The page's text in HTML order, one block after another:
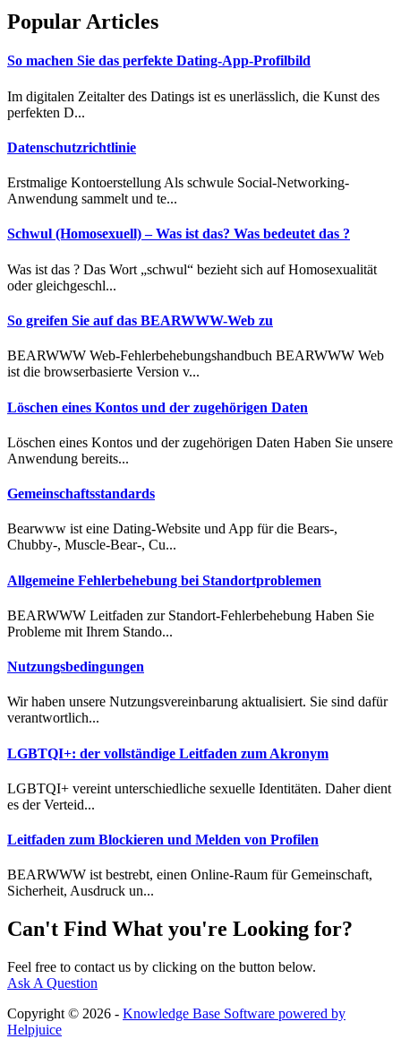
Popular Articles
So machen Sie das perfekte Dating-App-Profilbild
Im digitalen Zeitalter des Datings ist es unerlässlich, die Kunst des
perfekten D...
Datenschutzrichtlinie
Erstmalige Kontoerstellung Als schwule Social-Networking-
Anwendung sammelt und te...
Schwul (Homosexuell) – Was ist das? Was bedeutet das ?
Was ist das ? Das Wort „schwul“ bezieht sich auf Homosexualität
oder gleichgeschl...
So greifen Sie auf das BEARWWW-Web zu
BEARWWW Web-Fehlerbehebungshandbuch BEARWWW Web
ist die browserbasierte Version v...
Löschen eines Kontos und der zugehörigen Daten
Löschen eines Kontos und der zugehörigen Daten Haben Sie unsere
Anwendung bereits...
Gemeinschaftsstandards
Bearwww ist eine Dating-Website und App für die Bears-,
Chubby-, Muscle-Bear-, Cu...
Allgemeine Fehlerbehebung bei Standortproblemen
BEARWWW Leitfaden zur Standort-Fehlerbehebung Haben Sie
Probleme mit Ihrem Stando...
Nutzungsbedingungen
Wir haben unsere Nutzungsvereinbarung aktualisiert. Sie sind dafür
verantwortlich...
LGBTQI+: der vollständige Leitfaden zum Akronym
LGBTQI+ vereint unterschiedliche sexuelle Identitäten. Daher dient
es der Verteid...
Leitfaden zum Blockieren und Melden von Profilen
BEARWWW ist bestrebt, einen Online-Raum für Gemeinschaft,
Sicherheit, Ausdruck un...
Can't Find What you're Looking for?
Feel free to contact us by clicking on the button below.
Ask A Question
Copyright © 2026 - Knowledge Base Software powered by
Helpjuice